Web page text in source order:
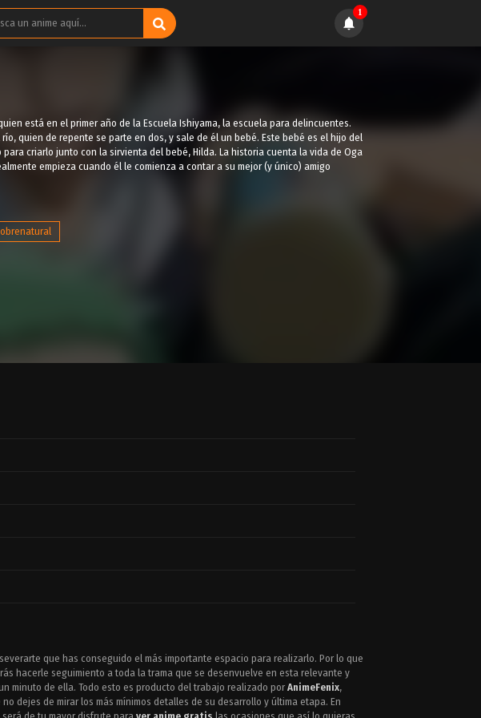
1
está en el primer año de la Escuela Ishiyama, la escuela para delincuentes.
quien de repente se parte en dos, y sale de él un bebé. Este bebé es el hijo del
criarlo junto con la sirvienta del bebé, Hilda. La historia cuenta la vida de Oga
empieza cuando él le comienza a contar a su mejor (y único) amigo
que has conseguido el más importante espacio para realizarlo. Por lo que
hacerle seguimiento a toda la trama que se desenvuelve en esta relevante y
minuto de ella. Todo esto es producto del trabajo realizado por AnimeFenix,
dejes de mirar los más mínimos detalles de su desarrollo y última etapa. En